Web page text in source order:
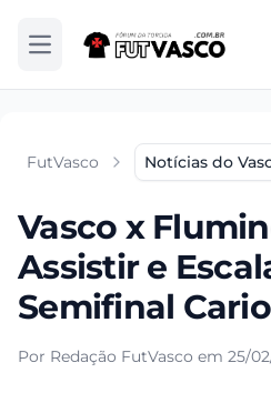
Abrir menu
FutVasco Notícias do
Vasco x
Assistir e
Semifinal
Por Redação FutVasco em 25/